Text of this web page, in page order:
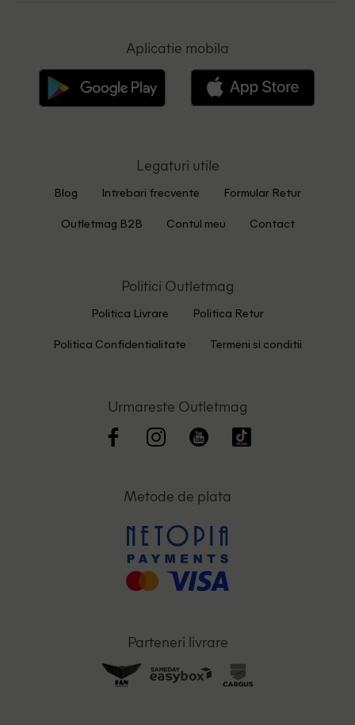
Aplicatie mobila
Legaturi utile
Blog Intrebari frecvente Formular Retur
Outletmag B2B Contul meu Contact
Politici Outletmag
Politica Livrare Politica Retur
Politica Confidentialitate Termeni si conditii
Urmareste Outletmag
Metode de plata
Parteneri livrare